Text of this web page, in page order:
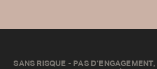
SANS RISQUE - PAS